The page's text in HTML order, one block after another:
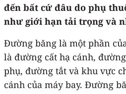
đến bất cứ đâu do phụ
như giới hạn tải trọng và
Đường băng là một phần
là đường cất hạ cánh,
phụ, đường tắt và khu vực
cánh của máy bay. Đường